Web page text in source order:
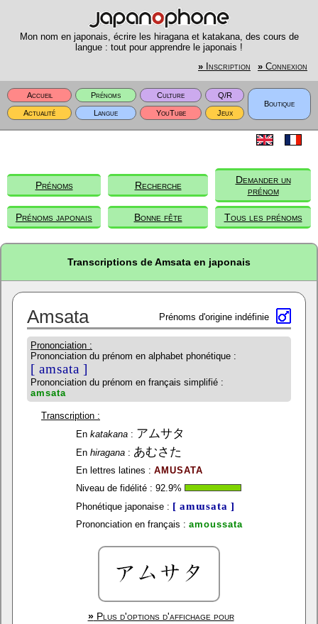
Mon nom en japonais, écrire les hiragana et katakana, des cours de
langue : tout pour apprendre le japonais !
» Inscription » Connexion
Accueil Prénoms Culture
Q/R
Boutique
Actualité
Langue YouTube Jeux
Prénoms Recherche
Demander un
prénom
Prénoms japonais Bonne fête Tous les prénoms
Transcriptions de Amsata en japonais
Amsata Prénoms d'origine indéfinie
Prononciation :
Prononciation du prénom en alphabet phonétique :
[ amsata ]
Prononciation du prénom en français simplifié :
amsata
Transcription :
En katakana: アムサタ
En hiragana: あむさた
En lettres latines : AMUSATA
Niveau de fidélité : 92.9%
Phonétique japonaise : [ amɯsata ]
Prononciation en français : amoussata
»Plus d'options d'affichage pour